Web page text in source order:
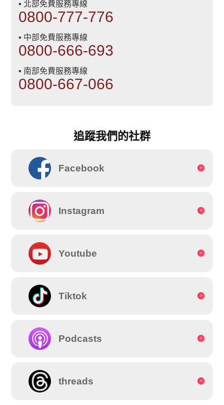
▪ 北部免費服務專線
0800-777-776
▪ 中部免費服務專線
0800-666-693
▪ 南部免費服務專線
0800-667-066
追蹤我們的社群
Facebook
Instagram
Youtube
Tiktok
Podcasts
threads